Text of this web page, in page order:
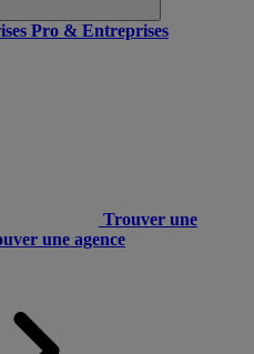
Pro & Entreprises
Trouver une
une agence